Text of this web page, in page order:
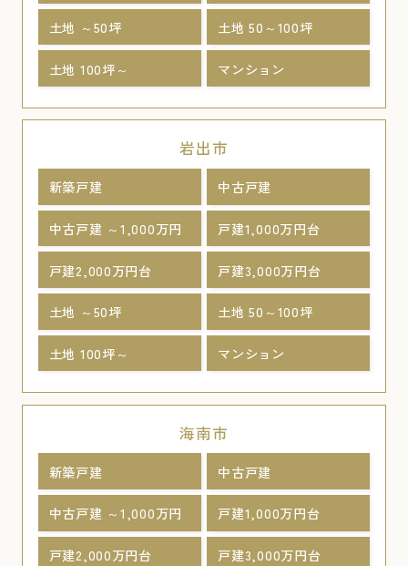
土地 ～50坪 土地 50～100坪
土地 100坪～ マンション
岩出市
新築戸建 中古戸建
中古戸建 ～1,000万円 戸建1,000万円台
戸建2,000万円台 戸建3,000万円台
土地 ～50坪 土地 50～100坪
土地 100坪～ マンション
海南市
新築戸建 中古戸建
中古戸建 ～1,000万円 戸建1,000万円台
戸建2,000万円台 戸建3,000万円台